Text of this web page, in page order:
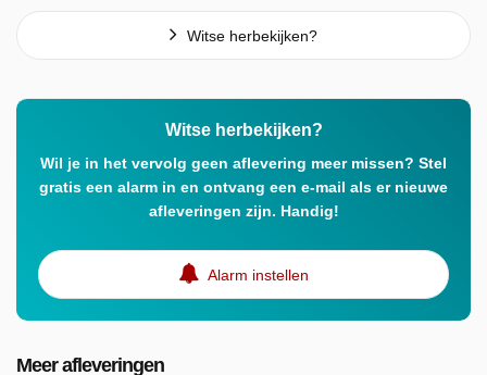
Witse herbekijken?
Witse herbekijken?
Wil je in het vervolg geen aflevering meer missen? Stel
gratis een alarm in en ontvang een e-mail als er nieuwe
afleveringen zijn. Handig!
Alarm instellen
Meer afleveringen